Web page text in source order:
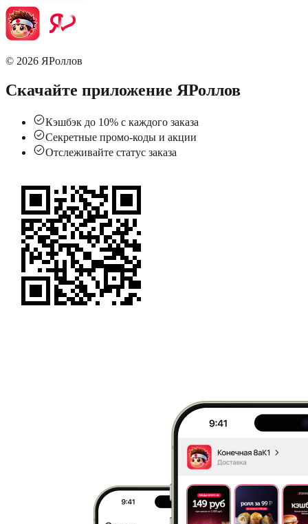
© 2026 ЯРоллов
Скачайте приложение ЯРоллов
Кэшбэк до 10% с каждого заказа
Секретные промо-коды и акции
Отслеживайте статус заказа